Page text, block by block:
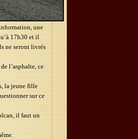
une
17h30 et il
ne seront livrés
l’asphalte, ce
la jeune fille
sur ce
il faut un